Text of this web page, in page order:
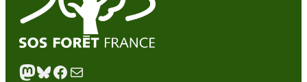
Mastodon Bluesky Facebook E-mail